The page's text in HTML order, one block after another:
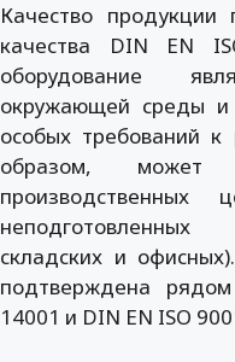
Качество продукции
качества DIN EN
оборудование
окружающей среды и
особых требований
образом, может
складских и
подтверждена
14001 и DIN EN ISO